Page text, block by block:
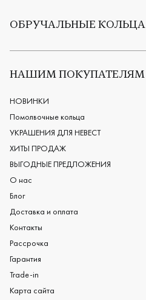
ОБРУЧАЛЬНЫЕ КОЛЬЦА
Все обручальные кольца
Европейские обручальные кольца
Мужские обручальные кольца
Женские обручальные кольца
Обручальные кольца из платины
Дизайнерские обручальные кольца
Черные обручальные кольца
НАШИМ ПОКУПАТЕЛЯМ
НОВИНКИ
Помолвочные кольца
УКРАШЕНИЯ ДЛЯ НЕВЕСТ
ХИТЫ ПРОДАЖ
ВЫГОДНЫЕ ПРЕДЛОЖЕНИЯ
О нас
Блог
Доставка и оплата
Контакты
Рассрочка
Гарантия
Trade-in
Карта сайта